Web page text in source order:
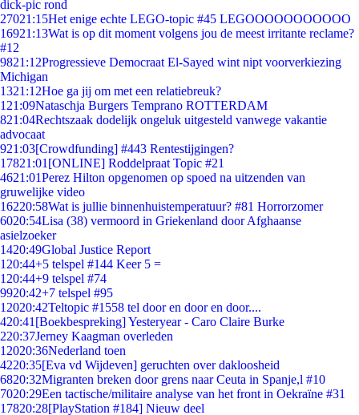
dick-pic rond
27021:15Het enige echte LEGO-topic #45 LEGOOOOOOOOOOO
16921:13Wat is op dit moment volgens jou de meest irritante reclame?
#12
9821:12Progressieve Democraat El-Sayed wint nipt voorverkiezing
Michigan
1321:12Hoe ga jij om met een relatiebreuk?
1 21:09Nataschja Burgers Temprano ROTTERDAM
821:04Rechtszaak dodelijk ongeluk uitgesteld vanwege vakantie
advocaat
921:03[Crowdfunding] #443 Rentestijgingen?
17821:01 [ONLINE] Roddelpraat Topic #21
4621:01Perez Hilton opgenomen op spoed na uitzenden van
gruwelijke video
16220:58Wat is jullie binnenhuistemperatuur? #81 Horrorzomer
6020:54Lisa (38) vermoord in Griekenland door Afghaanse
asielzoeker
1420:49Global Justice Report
1 20:44+5 telspel #144 Keer 5 =
1 20:44+9 telspel #74
9920:42+7 telspel #95
12020:42Teltopic #1558 tel door en door en door....
420:41 [Boekbespreking] Yesteryear - Caro Claire Burke
220:37Jerney Kaagman overleden
12020:36Nederland toen
4220:35[Eva vd Wijdeven] geruchten over dakloosheid
6820:32Migranten breken door grens naar Ceuta in Spanje,l #10
7020:29Een tactische/militaire analyse van het front in Oekraïne #31
17820:28[PlayStation #184] Nieuw deel